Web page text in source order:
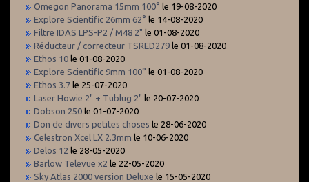
Omegon Panorama 15mm 100° le 19-08-2020
Explore Scientific 26mm 62° le 14-08-2020
Filtre IDAS LPS-P2 / M48 2" le 01-08-2020
Réducteur / correcteur TSRED279 le 01-08-2020
Ethos 10 le 01-08-2020
Explore Scientific 9mm 100° le 01-08-2020
Ethos 3.7 le 25-07-2020
Laser Howie 2" + Tublug 2" le 20-07-2020
Dobson 250 le 01-07-2020
Don de divers petites choses le 28-06-2020
Celestron Xcel LX 2.3mm le 10-06-2020
Delos 12 le 28-05-2020
Barlow Televue x2 le 22-05-2020
Sky Atlas 2000 version Deluxe le 15-05-2020